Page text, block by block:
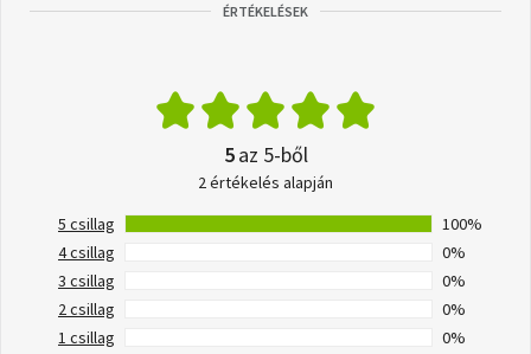
ÉRTÉKELÉSEK
5az 5-ből
2 értékelés alapján
5 csillag
100%
4 csillag
0%
3 csillag
0%
2 csillag
0%
1 csillag
0%